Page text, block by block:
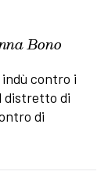
Bono
contro i
distretto di
di